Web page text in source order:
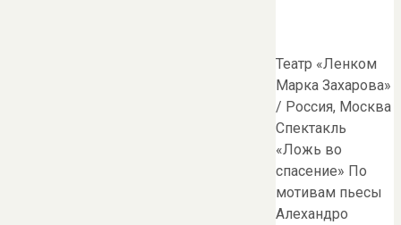
Театр «Ленком
Марка Захарова»
/ Россия, Москва
Спектакль
«Ложь во
спасение» По
мотивам пьесы
Алехандро